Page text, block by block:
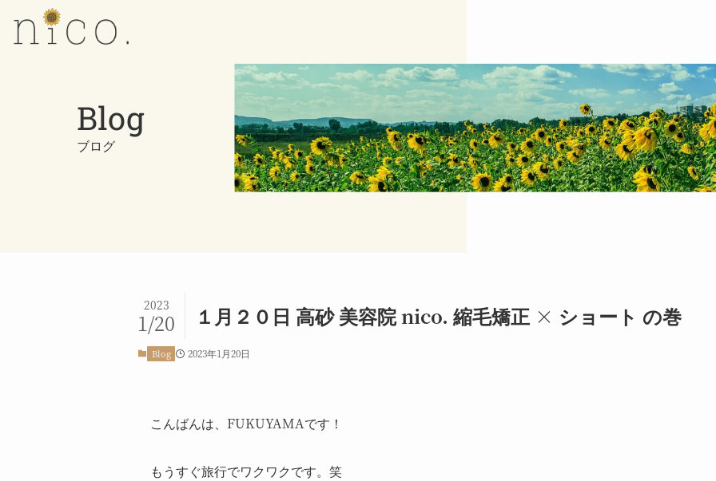
Blog
ブログ
１月２０日 高砂 美容院 nico. 縮毛矯正 × ショート の巻
2023
1/20
Blog 2023年1月20日
こんばんは、FUKUYAMAです！
もうすぐ旅行でワクワクです。笑